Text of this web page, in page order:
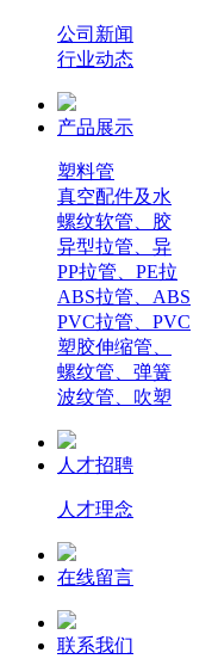
公司新闻
行业动态
产品展示
塑料管
真空配件及水
螺纹软管、胶
异型拉管、异
PP拉管、PE拉
ABS拉管、ABS
PVC拉管、PVC
塑胶伸缩管、
螺纹管、弹簧
波纹管、吹塑
人才招聘
人才理念
在线留言
联系我们